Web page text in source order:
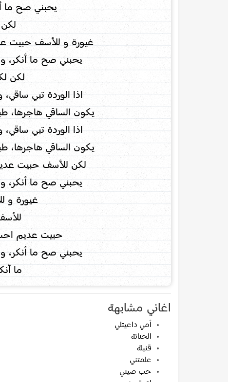
يحبني صح ما
لكن
غيورة و للأسف حبيت
يحبني صح ما أنكر،
لكن
اذا الوردة تبي
يكون الساقي هاجرها،
اذا الوردة تبي
يكون الساقي هاجرها،
لكن للأسف حبيت
يحبني صح ما أنكر،
غيورة و
حبيت عديم
يحبني صح ما أنكر،
ما
اغاني مشابهة
أمي داعيتلي
الحنانة
قنبلة
علمتني
حب صيني